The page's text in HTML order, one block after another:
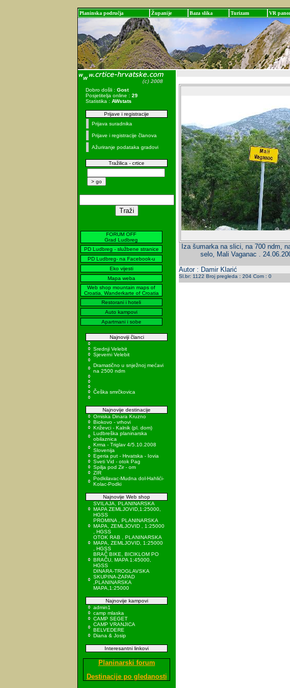
Planinska područja Županije Baza slika Turizam VR
Dobro došli : Gost
Posjetitelja online : 29
Statistika : AWstats
Prijave i registracije
Prijava suradnika
Prijave i registracije članova
Ažuriranje podataka gradovi
Tražilica - crtice
FORUM OFF
Grad Ludbreg
PD Ludbreg - službene stranice
PD Ludbreg- na Facebook-u
Eko vijesti
Mapa weba
Web shop mountain maps of
Croatia, Wanderkarte of Croatia
Restorani i hoteli
Auto kampovi
Apartmani i sobe
Najnoviji članci
Srednji Velebit
Sjeverni Velebit
Dramatično u snježnoj mećavi
na 2500 ndm
Češka smrčkovica
Najnovije destinacije
Omiska Dinara Kruzno
Biokovo - vrhovi
Križevci - Kalnik (pl. dom)
Ludbreška planinarska
obilaznica
Krma - Triglav 4/5.10.2008
Slovenija
Egeria put - Hrvatska - Iovia
Sveti Vid - otok Pag
Spilja pod Zir - om
ZIR
Podkilavac-Mudna dol-Hahlići-
Kolac-Podki
Najnovije Web shop
SVILAJA, PLANINARSKA
MAPA ZEMLJOVID,1:25000,
HGSS
PROMINA , PLANINARSKA
MAPA, ZEMLJOVID , 1:25000
, HGSS
OTOK RAB , PLANINARSKA
MAPA, ZEMLJOVID, 1:25000
, HGSS
BRAČ BIKE, BICIKLOM PO
BRAČU, MAPA 1:45000,
HGSS
DINARA-TROGLAVSKA
SKUPINA-ZAPAD
,PLANINARSKA
MAPA,1:25000
Najnovije kampovi
admin1
camp mlaska
CAMP SEGET
CAMP VRANJICA
BELVEDERE
Diana & Josip
Interesantni linkovi
Planinarski forum
Destinacije po gledanosti
Iza šumarka na slici, na 700 ndm,
selo, Mali Vaganac .
Autor : Damir Klarić
Sl.br: 1122 Broj pregleda : 204 Com : 0